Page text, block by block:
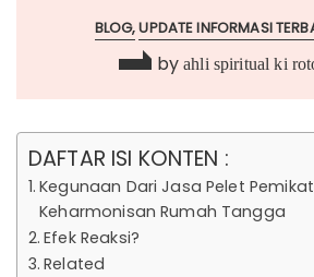
BLOG UPDATE INFORMASI
byahli spiritual ki
DAFTAR ISI KONTEN :
Kegunaan Dari Jasa Pelet
Keharmonisan Rumah Tangga
Efek Reaksi?
Related